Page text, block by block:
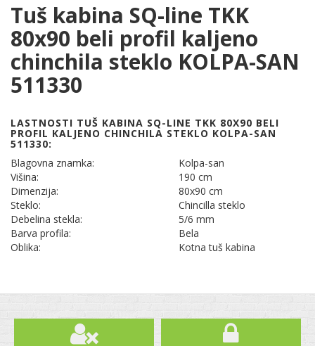
Tuš kabina SQ-line TKK
80x90 beli profil kaljeno
chinchila steklo KOLPA-SAN
511330
LASTNOSTI TUŠ KABINA SQ-LINE TKK 80X90 BELI
PROFIL KALJENO CHINCHILA STEKLO KOLPA-SAN
511330:
Blagovna znamka:
Kolpa-san
Višina:
190 cm
Dimenzija:
80x90 cm
Steklo:
Chincilla steklo
Debelina stekla:
5/6 mm
Barva profila:
Bela
Oblika:
Kotna tuš kabina